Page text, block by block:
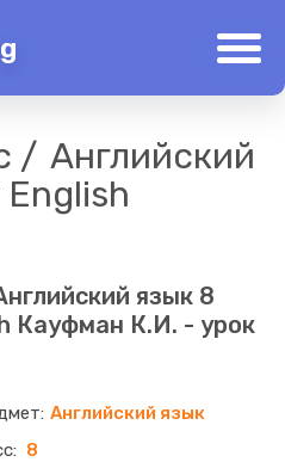
Английский
English
язык 8
Кауфман К.И. - урок
Английский язык
8